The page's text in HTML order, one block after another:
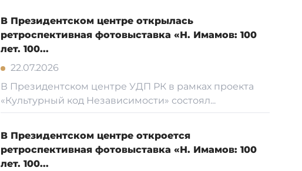
В Президентском центре открылась
ретроспективная фотовыставка «Н. Имамов: 100
лет. 100...
22.07.2026
В Президентском центре УДП РК в рамках проекта
«Культурный код Независимости» состоял...
В Президентском центре откроется
ретроспективная фотовыставка «Н. Имамов: 100
лет. 100...